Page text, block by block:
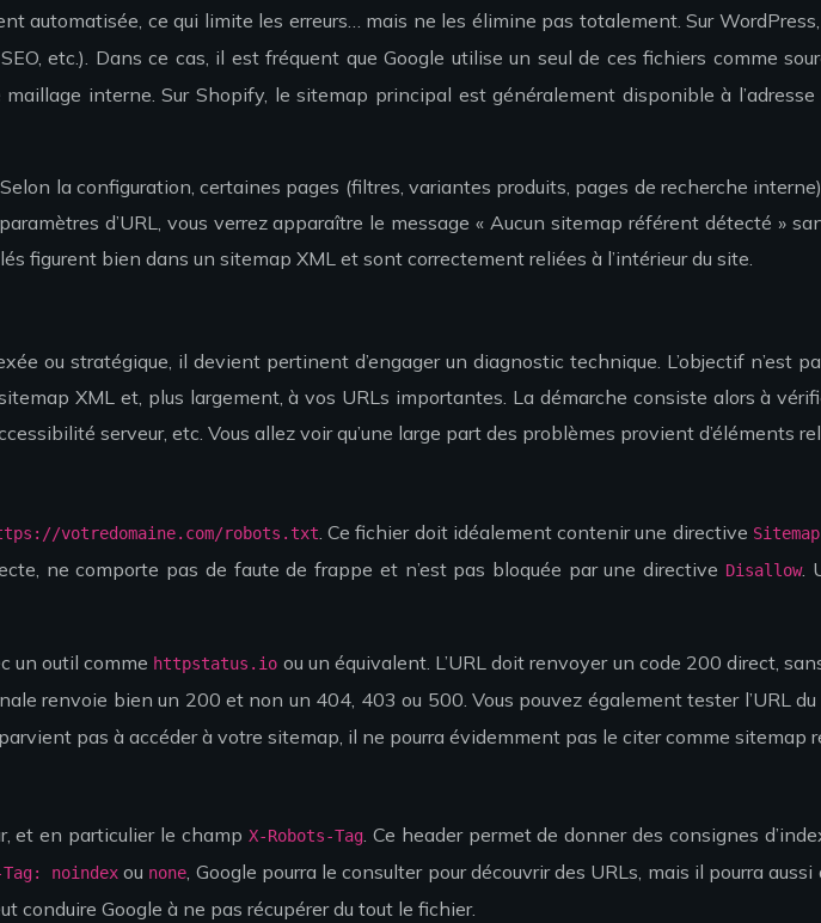
automatisée, ce qui limite les erreurs… mais ne les élimine pas totalement. Sur
etc.). Dans ce cas, il est fréquent que Google utilise un seul de ces fichiers comme
interne. Sur Shopify, le sitemap principal est généralement disponible à l’adresse
la configuration, certaines pages (filtres, variantes produits, pages de recherche
d’URL, vous verrez apparaître le message « Aucun sitemap référent détecté »
figurent bien dans un sitemap XML et sont correctement reliées à l’intérieur du site.
ou stratégique, il devient pertinent d’engager un diagnostic technique. L’objectif
XML et, plus largement, à vos URLs importantes. La démarche consiste alors à
serveur, etc. Vous allez voir qu’une large part des problèmes provient d’éléments
votredomaine.com/robots.txt. Ce fichier doit idéalement contenir une directive
ne comporte pas de faute de frappe et n’est pas bloquée par une directive Disallow.
un outil comme httpstatus.io ou un équivalent. L’URL doit renvoyer un code 200 direct,
renvoie bien un 200 et non un 404, 403 ou 500. Vous pouvez également tester l’URL
pas à accéder à votre sitemap, il ne pourra évidemment pas le citer comme sitemap
et en particulier le champ X-Robots-Tag. Ce header permet de donner des consignes
Tag: noindexou none, Google pourra le consulter pour découvrir des URLs, mais il pourra
conduire Google à ne pas récupérer du tout le fichier.